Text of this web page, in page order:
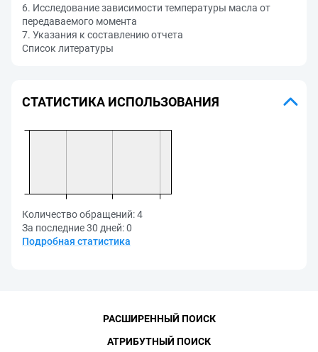
6. Исследование зависимости температуры масла от
передаваемого момента
7. Указания к составлению отчета
Список литературы
СТАТИСТИКА ИСПОЛЬЗОВАНИЯ
Количество обращений:4
За последние 30 дней:0
Подробная статистика
РАСШИРЕННЫЙ ПОИСК
АТРИБУТНЫЙ ПОИСК